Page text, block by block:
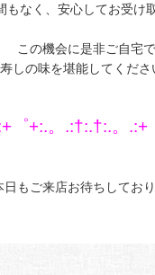
もなく、安心してお受け
この機会に是非ご自宅
しの味を堪能してくださ
゜+:.。.:†:.†:.。.:+
日もご来店お待ちしてお